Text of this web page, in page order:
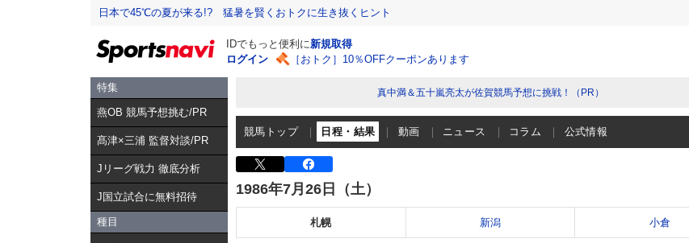
日本で45℃の夏が来る!? 猛暑を賢くおトクに生き抜くヒント
IDでもっと便利に新規取得
ログイン
［おトク］10％OFFクーポンあります
特集
燕OB 競馬予想挑む/PR
髙津×三浦 監督対談/PR
Jリーグ戦力 徹底分析
J国立試合に無料招待
種目
真中満＆五十嵐亮太が佐賀競馬予想に挑戦！（PR）
競馬トップ 日程・結果 動画 ニュース コラム 公式情報
1986年7月26日（土）
札幌 新潟 小倉